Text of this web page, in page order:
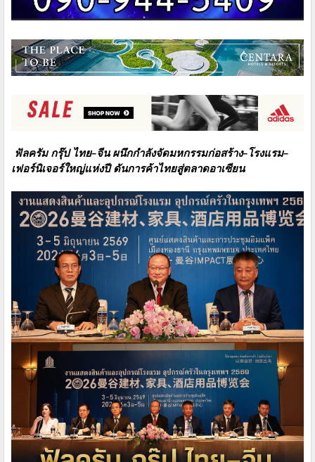
ฟัลครัม กรุ๊ป ไทย–จีน ผนึกกำลังจัดมหกรรมก่อสร้าง–โรงแรม–
เฟอร์นิเจอร์ใหญ่แห่งปี ดันการค้าไทยสู่ตลาดอาเซียน